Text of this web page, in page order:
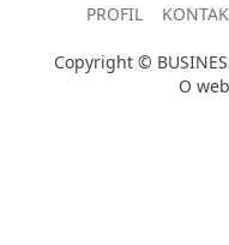
PROFIL
Copyright ©